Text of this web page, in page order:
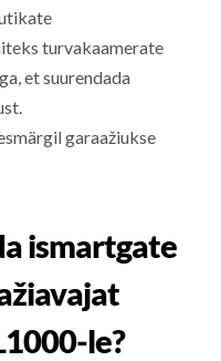
turvakaamerate
et suurendada
garaažiukse
ismartgate
le?